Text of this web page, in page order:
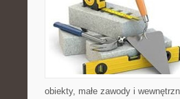
obiekty, małe zawody i